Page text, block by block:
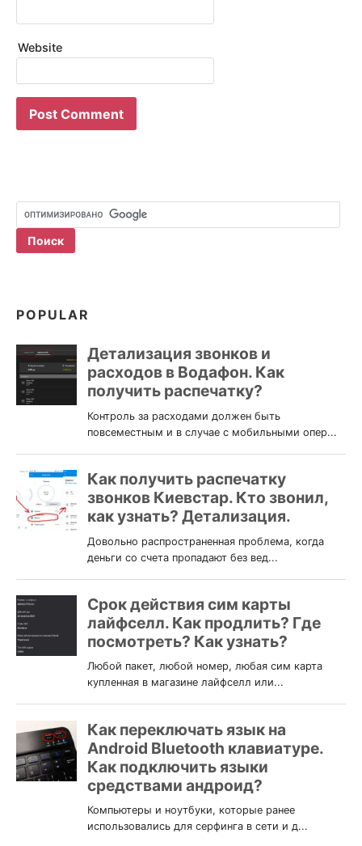
Website
POPULAR